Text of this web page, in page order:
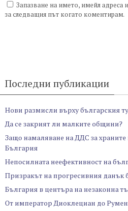
Запазване на името, имейл адреса
за следващия път когато коментирам.
Последни публикации
Нови размисли върху българския
Да се закрият ли малките общини?
Защо намаляване на ДДС за
България
Непосилната неефективност на
Призракът на прогресивния данък
България в центъра на незаконна
От император Диоклециан до